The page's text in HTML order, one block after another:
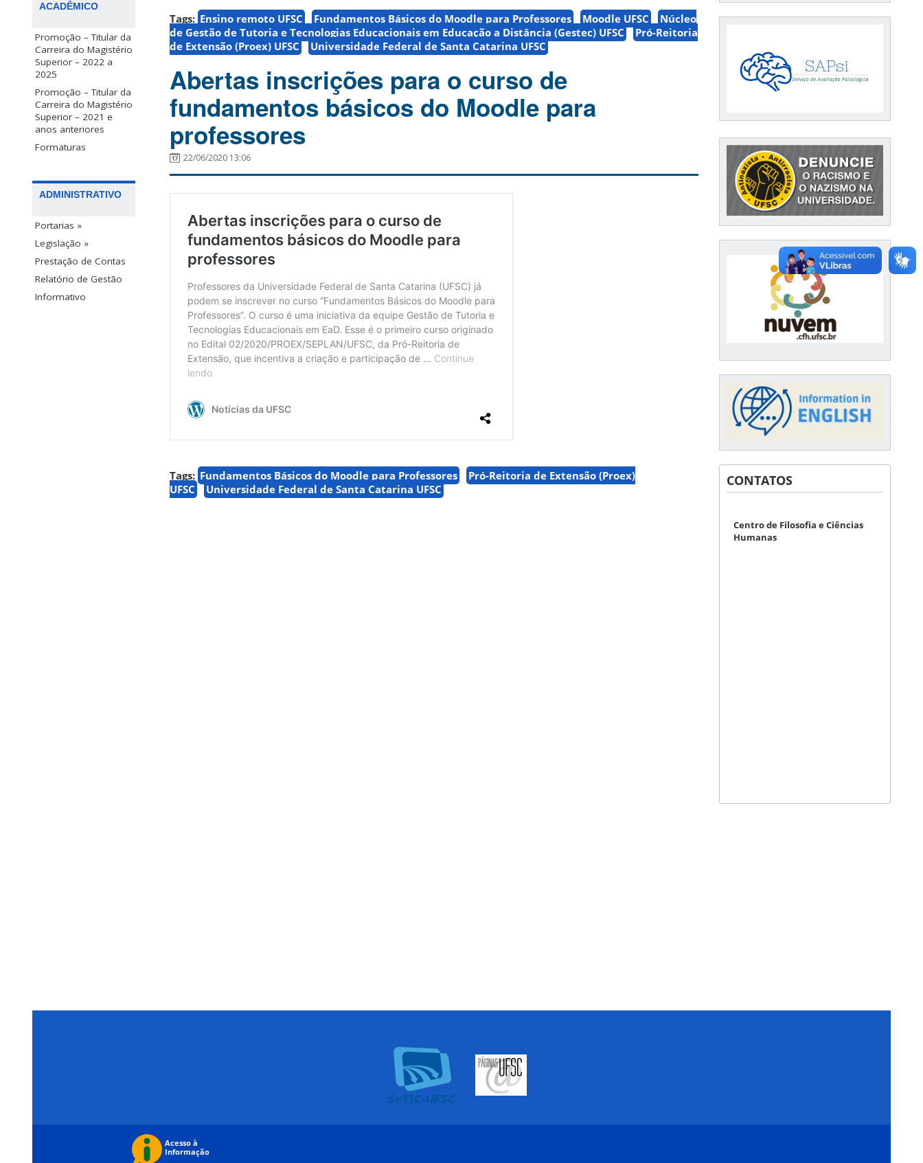
ACADÊMICO
Promoção – Titular da
Carreira do Magistério
Superior – 2022 a
2025
Promoção – Titular da
Carreira do Magistério
Superior – 2021 e
anos anteriores
Formaturas
ADMINISTRATIVO
Portarias »
Legislação »
Prestação de Contas
Relatório de Gestão
Informativo
Tags: Ensino remoto UFSC Fundamentos Básicos do Moodle para Professores Moodle UFSC
Núcleo
de Gestão de Tutoria e Tecnologias Educacionais em Educação a Distância (Gestec) UFSC
Pró-Reitoria
de Extensão (Proex) UFSC
Universidade Federal de Santa Catarina UFSC
Abertas inscrições para o curso de
fundamentos básicos do Moodle para
professores
22/06/2020 13:06
Tags: Fundamentos Básicos do Moodle para Professores
Pró-Reitoria de Extensão (Proex)
UFSC
Universidade Federal de Santa Catarina UFSC
CONTATOS
Centro de Filosofia e Ciências
Humanas